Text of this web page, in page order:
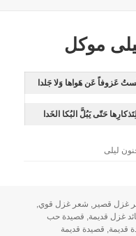
موكل
عَزوفاً عَن هَواها وَلا جَلدا
لِتَذكارِها حَتّى يَبُلَّ البُكا الخَدا
ليلى
غزل قصير, شعر غزل قوي,
غزل قديمة, قصيدة حب
قديمة, قصيدة قديمة